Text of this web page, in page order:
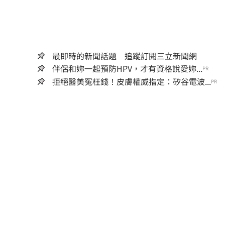
最即時的新聞話題 追蹤訂閱三立新聞網
伴侶和妳一起預防HPV，才有資格說愛妳...PR
拒絕醫美冤枉錢！皮膚權威指定：矽谷電波...PR